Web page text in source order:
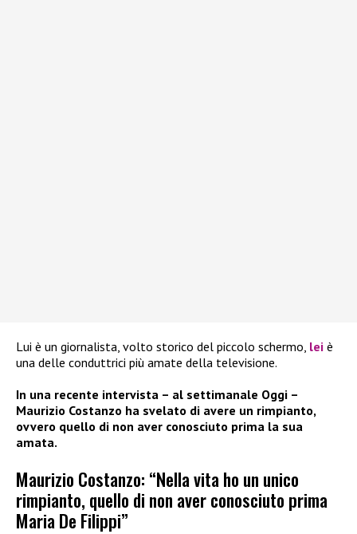
Lui è un giornalista, volto storico del piccolo schermo, lei è
una delle conduttrici più amate della televisione.
In una recente intervista – al settimanale Oggi –
Maurizio Costanzo ha svelato di avere un rimpianto,
ovvero quello di non aver conosciuto prima la sua
amata.
Maurizio Costanzo: “Nella vita ho un unico
rimpianto, quello di non aver conosciuto prima
Maria De Filippi”